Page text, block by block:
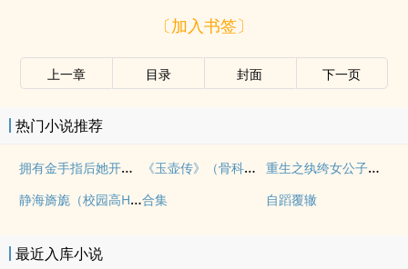
〔加入书签〕
上一章 目录 封面 下一页
热门小说推荐
拥有金手指后她开始为所欲为（nph） 《玉壶传》（骨科）（兄妹）（np）
重生之纨绔女公子（NPH）
静海旖旎（校园高H）合集 自蹈覆辙
最近入库小说